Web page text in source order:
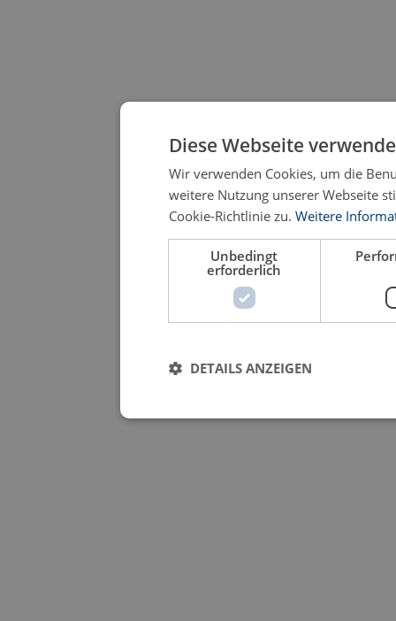
Diese Webseite
Wir verwenden Cookies, um die
weitere Nutzung unserer Webseite
Cookie-Richtlinie zu. Weitere
Unbedingt
erforderlich
DETAILS ANZEIGEN